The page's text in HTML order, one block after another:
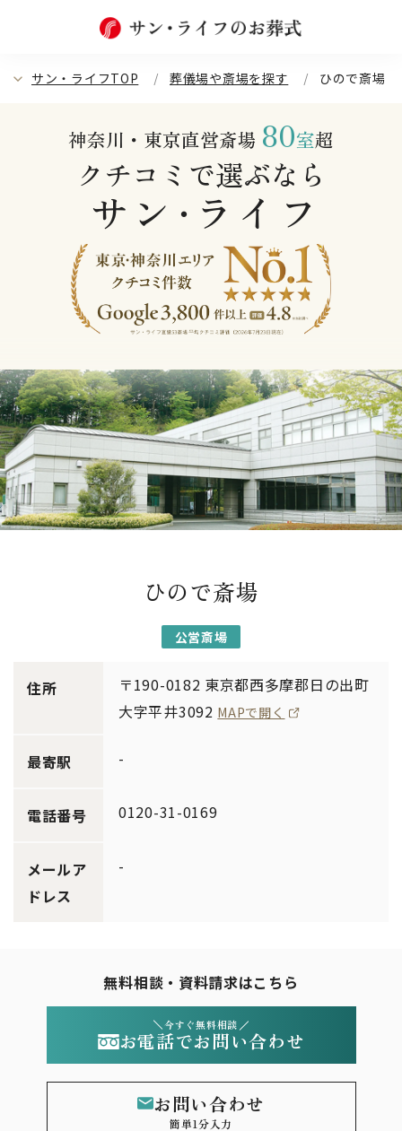
サン・ライフTOP 葬儀場や斎場を探す ひので斎場
神奈川・東京直営斎場 80室超
クチコミで選ぶなら
サン ・ ライフ
ひので斎場
公営斎場
住所
〒190-0182 東京都西多摩郡日の出町
大字平井3092 MAPで開く
最寄駅 -
電話番号 0120-31-0169
メールア
ドレス
-
無料相談・資料請求はこちら
今すぐ無料相談
お電話でお問い合わせ
お問い合わせ
簡単1分入力